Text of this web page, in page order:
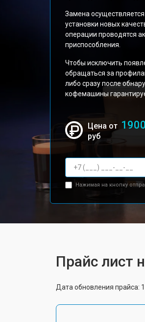
Замена
установки новых
операции проводятся
приспособления.
Чтобы исключить
обращаться за
либо сразу после
кофемашины
Цена от 1900
руб
Нажимая на кнопку
Прайс лист
Дата обновления прайса: